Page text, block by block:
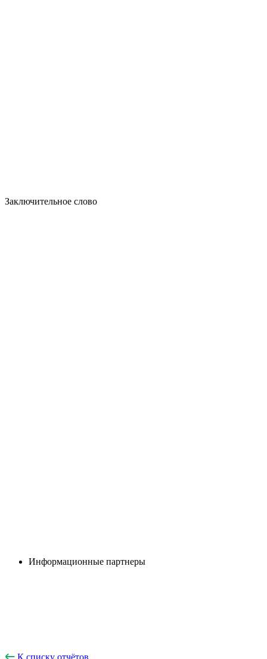
Заключительное слово
Информационные партнеры